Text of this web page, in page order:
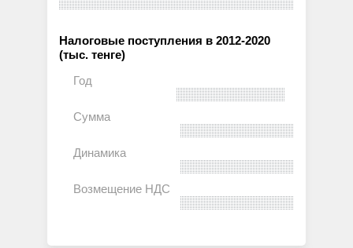
Налоговые поступления в 2012-2020
(тыс. тенге)